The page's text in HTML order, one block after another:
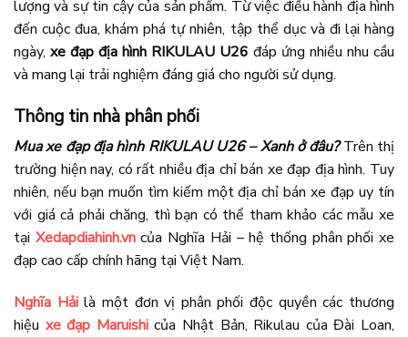
lượng và sự tin cậy của sản phẩm. Từ việc điều hành địa hình
đến cuộc đua, khám phá tự nhiên, tập thể dục và đi lại hàng
ngày, xe đạp địa hình RIKULAU U26 đáp ứng nhiều nhu cầu
và mang lại trải nghiệm đáng giá cho người sử dụng.
Thông tin nhà phân phối
Mua xe đạp địa hình RIKULAU U26 – Xanh ở đâu?Trên thị
trường hiện nay, có rất nhiều địa chỉ bán xe đạp địa hình. Tuy
nhiên, nếu bạn muốn tìm kiếm một địa chỉ bán xe đạp uy tín
với giá cả phải chăng, thì bạn có thể tham khảo các mẫu xe
tại Xedapdiahinh.vn của Nghĩa Hải – hệ thống phân phối xe
đạp cao cấp chính hãng tại Việt Nam.
Nghĩa Hải là một đơn vị phân phối độc quyền các thương
hiệu xe đạp Maruishicủa Nhật Bản, Rikulau của Đài Loan,